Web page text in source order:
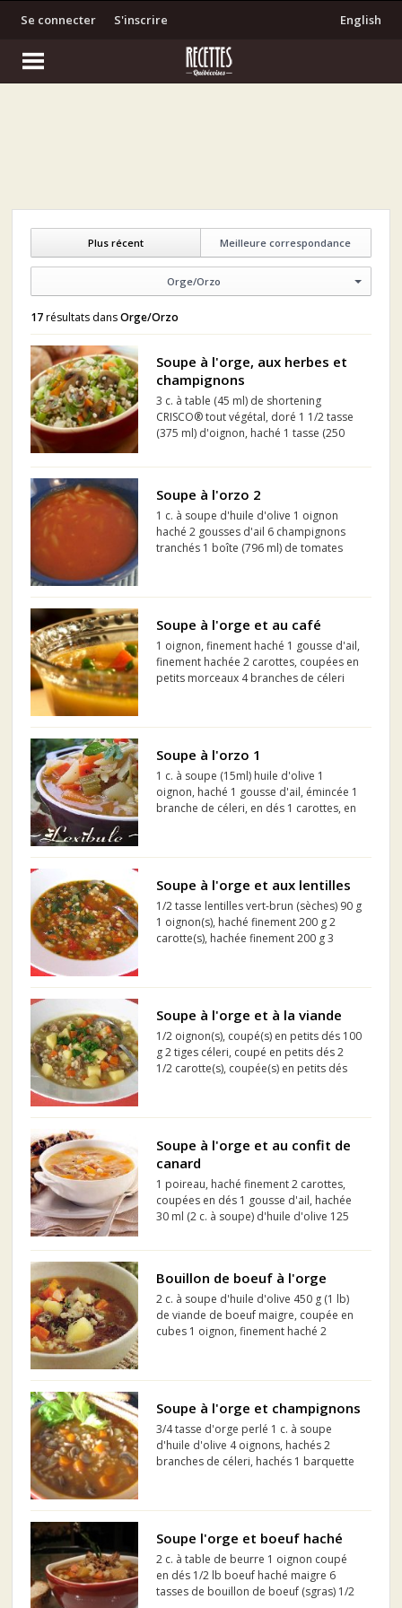
S'inscrire
Se connecter English
Meilleure correspondance
Plus récent
Orge/Orzo
17résultats dansOrge/Orzo
Soupe à l'orge, aux herbes et
champignons
3 c. à table (45 ml) de shortening
CRISCO® tout végétal, doré 1 1/2 tasse
(375 ml) d'oignon, haché 1 tasse (250
de céleri, haché 2 c. à thé (5 ml) d'ail,
tranchés ...
Soupe à l'orzo 2
1 c. à soupe d'huile d'olive 1 oignon
haché 2 gousses d'ail 6 champignons
tranchés 1 boîte (796 ml) de tomates
Soupe à l'orge et au café
1 oignon, finement haché 1 gousse d'ail,
finement hachée 2 carottes, coupées en
petits morceaux 4 branches de céleri
en conserve 1 café espresso court 150 g
Soupe à l'orzo 1
1 c. à soupe (15ml) huile d'olive 1
oignon, haché 1 gousse d'ail, émincée 1
branche de céleri, en dés 1 carottes, en
douces, en dés 8 tasses (2 l) de bouillon
Soupe à l'orge et aux lentilles
1/2 tasse lentilles vert-brun (sèches) 90 g
1 oignon(s), haché finement 200 g 2
carotte(s), hachée finement 200 g 3
gousses ail, émincé 1 1/2 c.à soupe
Soupe à l'orge et à la viande
1/2 oignon(s), coupé(s) en petits dés 100
g 2 tiges céleri, coupé en petits dés 2
1/2 carotte(s), coupée(s) en petits dés
émincé ou pressé 1 c. à so...
Soupe à l'orge et au confit de
canard
1 poireau, haché finement 2 carottes,
coupées en dés 1 gousse d'ail, hachée
30 ml (2 c. à soupe) d'huile d'olive 125
tasse) de vin blanc 1,25 litre (5 tasses)
laurier 2...
Bouillon de boeuf à l'orge
2 c. à soupe d'huile d'olive 450 g (1 lb)
de viande de boeuf maigre, coupée en
cubes 1 oignon, finement haché 2
bouillon de boeuf 1 c. à thé de thym
Soupe à l'orge et champignons
3/4 tasse d'orge perlé 1 c. à soupe
d'huile d'olive 4 oignons, hachés 2
branches de céleri, hachés 1 barquette
campbell) 3 carottes en rondelles 2 c. à
Soupe l'orge et boeuf haché
2 c. à table de beurre 1 oignon coupé
en dés 1/2 lb boeuf haché maigre 6
tasses de bouillon de boeuf (sgras) 1/2